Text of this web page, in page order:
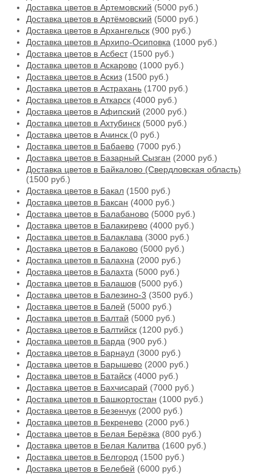
Доставка цветов в Артемовский (5000 руб.)
Доставка цветов в Артёмовский (5000 руб.)
Доставка цветов в Архангельск (900 руб.)
Доставка цветов в Архипо-Осиповка (1000 руб.)
Доставка цветов в Асбест(1500 руб.)
Доставка цветов в Аскарово (1000 руб.)
Доставка цветов в Аскиз (1500 руб.)
Доставка цветов в Астрахань (1700 руб.)
Доставка цветов в Аткарск (4000 руб.)
Доставка цветов в Афипский (2000 руб.)
Доставка цветов в Ахтубинск (5000 руб.)
Доставка цветов в Ачинск (0 руб.)
Доставка цветов в Бабаево (7000 руб.)
Доставка цветов в Базарный Сызган (2000 руб.)
Доставка цветов в Байкалово (Свердловская область)
(1500 руб.)
Доставка цветов в Бакал (1500 руб.)
Доставка цветов в Баксан (4000 руб.)
Доставка цветов в Балабаново (5000 руб.)
Доставка цветов в Балакирево (4000 руб.)
Доставка цветов в Балаклава (3000 руб.)
Доставка цветов в Балаково (5000 руб.)
Доставка цветов в Балахна (2000 руб.)
Доставка цветов в Балахта (5000 руб.)
Доставка цветов в Балашов (5000 руб.)
Доставка цветов в Балезино-3 (3500 руб.)
Доставка цветов в Балей (5000 руб.)
Доставка цветов в Балтай (5000 руб.)
Доставка цветов в Балтийск (1200 руб.)
Доставка цветов в Барда (900 руб.)
Доставка цветов в Барнаул (3000 руб.)
Доставка цветов в Барышево (2000 руб.)
Доставка цветов в Батайск (4000 руб.)
Доставка цветов в Бахчисарай (7000 руб.)
Доставка цветов в Башкортостан (1000 руб.)
Доставка цветов в Безенчук (2000 руб.)
Доставка цветов в Бекренево (2000 руб.)
Доставка цветов в Белая Берёзка (800 руб.)
Доставка цветов в Белая Калитва (1600 руб.)
Доставка цветов в Белгород (1500 руб.)
Доставка цветов в Белебей (6000 руб.)